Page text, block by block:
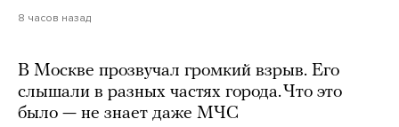
8 часов назад
В Москве прозвучал громкий взрыв. Его
слышали в разных частях города. Что это
было — не знает даже МЧС